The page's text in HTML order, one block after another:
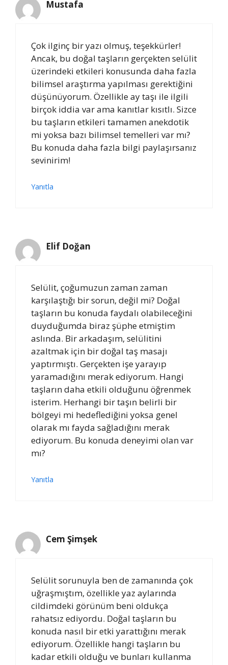
Mustafa
Çok ilginç bir yazı olmuş, teşekkürler!
Ancak, bu doğal taşların gerçekten selülit
üzerindeki etkileri konusunda daha fazla
bilimsel araştırma yapılması gerektiğini
düşünüyorum. Özellikle ay taşı ile ilgili
birçok iddia var ama kanıtlar kısıtlı. Sizce
bu taşların etkileri tamamen anekdotik
mi yoksa bazı bilimsel temelleri var mı?
Bu konuda daha fazla bilgi paylaşırsanız
sevinirim!
Yanıtla
Elif Doğan
Selülit, çoğumuzun zaman zaman
karşılaştığı bir sorun, değil mi? Doğal
taşların bu konuda faydalı olabileceğini
duyduğumda biraz şüphe etmiştim
aslında. Bir arkadaşım, selülitini
azaltmak için bir doğal taş masajı
yaptırmıştı. Gerçekten işe yarayıp
yaramadığını merak ediyorum. Hangi
taşların daha etkili olduğunu öğrenmek
isterim. Herhangi bir taşın belirli bir
bölgeyi mi hedeflediğini yoksa genel
olarak mı fayda sağladığını merak
ediyorum. Bu konuda deneyimi olan var
mı?
Yanıtla
Cem Şimşek
Selülit sorunuyla ben de zamanında çok
uğraşmıştım, özellikle yaz aylarında
cildimdeki görünüm beni oldukça
rahatsız ediyordu. Doğal taşların bu
konuda nasıl bir etki yarattığını merak
ediyorum. Özellikle hangi taşların bu
kadar etkili olduğu ve bunları kullanma